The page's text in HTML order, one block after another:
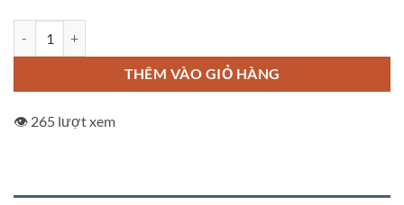
THÊM VÀO GIỎ HÀNG
👁️ 265 lượt xem